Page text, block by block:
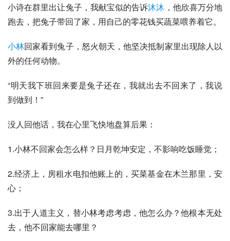
小诗在群里出让兔子，我献宝似的告诉沐沐 ，他欣喜万分地
跑去，把兔子带回了家，用自己的零花钱买蔬菜喂养着它。
小林回家看到兔子，怒火朝天，他坚决抵制家里出现除人以
外的任何动物。
“明天我下班回来要是兔子还在，我就出去不回来了，我说
到做到！”
没人回他话，我在心里飞快地盘算后果：
1.小林不回家会怎么样？日月乾坤安定，不影响吃饭睡觉；
2.经济上，房租水电扣他账上的，买菜基金在木兰那里，安
心；
3.出于人道主义，替小林考虑考虑，他怎么办？他根本无处
去，他不回家能去哪里？